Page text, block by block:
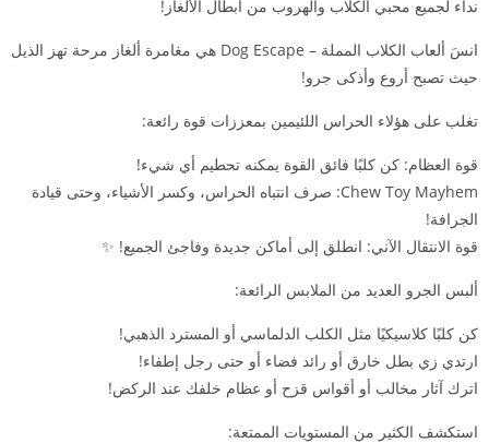
نداء لجميع محبي الكلاب والهروب من أبطال الألغاز!
انسَ ألعاب الكلاب المملة – Dog Escape هي مغامرة ألغاز مرحة تهز الذيل
حيث تصبح أروع وأذكى جرو!
تغلب على هؤلاء الحراس اللئيمين بمعززات قوة رائعة:
قوة العظام: كن كلبًا فائق القوة يمكنه تحطيم أي شيء!
Chew Toy Mayhem: صرف انتباه الحراس، وكسر الأشياء، وحتى قيادة
الجرافة!
قوة الانتقال الآني: انطلق إلى أماكن جديدة وفاجئ الجميع! ✨
ألبس الجرو العديد من الملابس الرائعة:
كن كلبًا كلاسيكيًا مثل الكلب الدلماسي أو المسترد الذهبي!
ارتدي زي بطل خارق أو رائد فضاء أو حتى رجل إطفاء!
اترك آثار مخالب أو أقواس قزح أو عظام خلفك عند الركض!
استكشف الكثير من المستويات الممتعة: